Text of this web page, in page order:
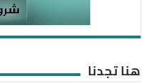
هنا تجدنا